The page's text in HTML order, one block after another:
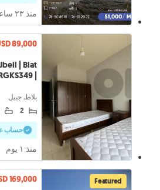
منذ ٢٣ ساعة
89,000
| RGKS349
بلاط, جبيل
2
حساب
منذ ١ يوم
Featured
169,000